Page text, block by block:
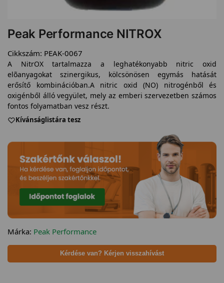
Peak Performance NITROX
Cikkszám: PEAK-0067
A NitrOX tartalmazza a leghatékonyabb nitric oxid
elõanyagokat szinergikus, kölcsönösen egymás hatását
erősítő kombinációban.A nitric oxid (NO) nitrogénből és
oxigénből álló vegyület, mely az emberi szervezetben számos
fontos folyamatban vesz részt.
Kívánságlistára tesz
Márka: Peak Performance
Kérdése van? Kérjen visszahívást